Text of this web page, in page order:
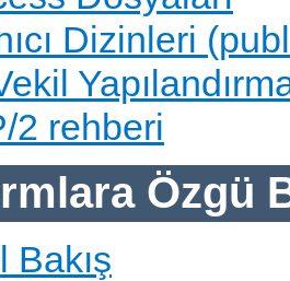
Dizinleri
2 rehberi
Özgü
Bakış